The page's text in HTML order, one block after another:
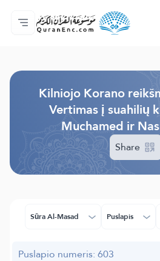
Pagrindinis
Vertimų turinys
Audio
Programuotojų
Apie projektą
Susisiekite su mumis
Kalba
Kilniojo Korano
Vertimas į suahilių
Muchamed ir
Share
Sūra Al-Masad Puslapis
Puslapio numeris: 603